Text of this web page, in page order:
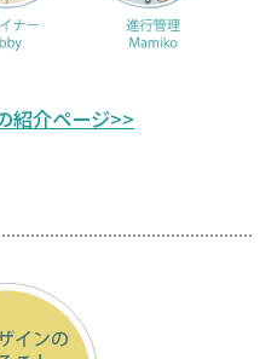
紹介ページ>>